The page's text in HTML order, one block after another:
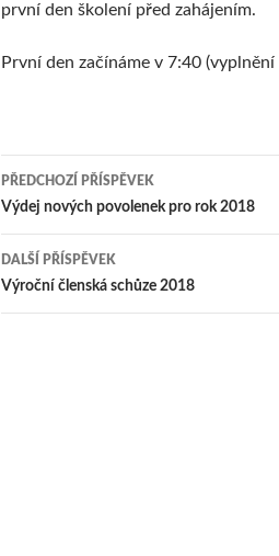
první den školení před zahájením.
První den začínáme v 7:40
Navigace
pro
příspěvky
PŘEDCHOZÍ PŘÍSPĚVEK
Výdej nových povolenek pro rok 2018
DALŠÍ PŘÍSPĚVEK
Výroční členská schůze 2018